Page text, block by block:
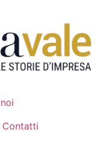
Contatti